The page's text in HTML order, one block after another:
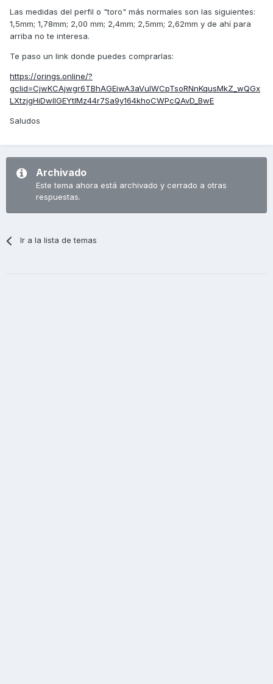
Las medidas del perfil o "toro" más normales son las siguientes:
1,5mm; 1,78mm; 2,00 mm; 2,4mm; 2,5mm; 2,62mm y de ahí para
arriba no te interesa.
Te paso un link donde puedes comprarlas:
https://orings.online/?
gclid=CjwKCAjwgr6TBhAGEiwA3aVuIWCpTsoRNnKqusMkZ_wQGx
LXtzjgHiDwIlGEYtIMz44r7Sa9y164khoCWPcQAvD_BwE
Saludos
Archivado
Este tema ahora está archivado y cerrado a otras
respuestas.
Ir a la lista de temas